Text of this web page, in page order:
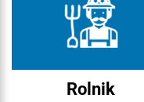
Rolnik